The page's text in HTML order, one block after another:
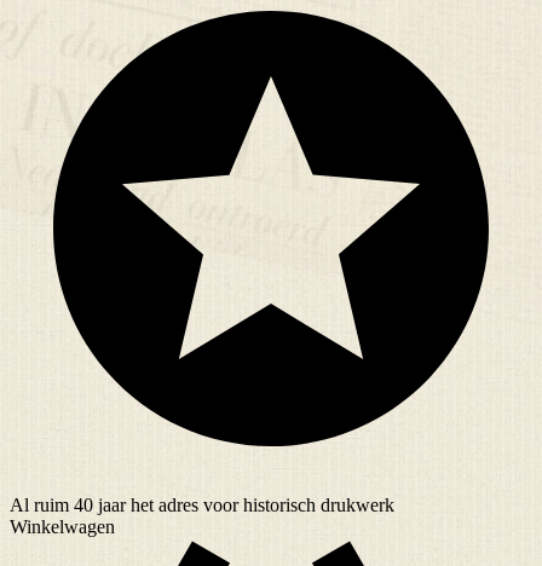
Al ruim 40 jaarhet adres voor historisch drukwerk
Winkelwagen